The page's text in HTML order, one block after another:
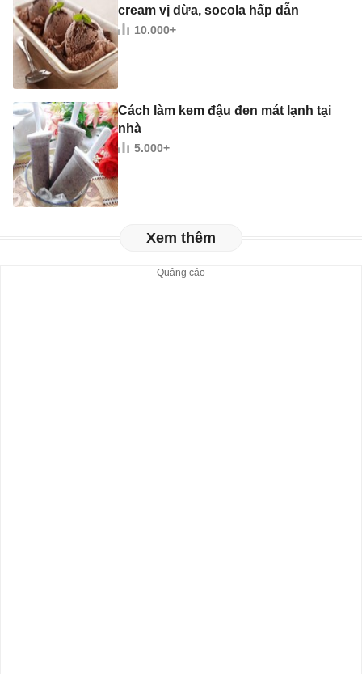
cream vị dừa, socola hấp dẫn
10.000+
Cách làm kem đậu đen mát lạnh tại
nhà
5.000+
Xem thêm